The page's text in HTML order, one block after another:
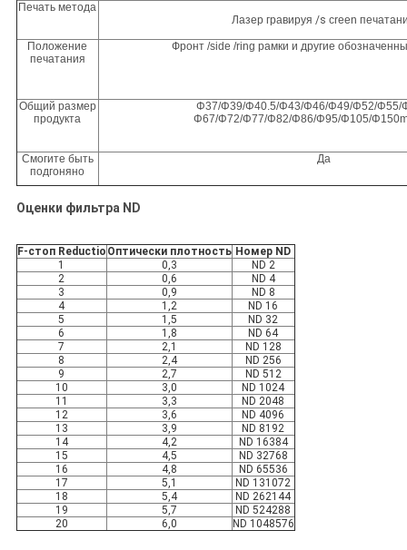
Печать метода
Лазер гравируя /screen
Положение
печатания
Фронт /side /ring рамки и другие
Общий размер
продукта
Φ37/Φ39/Φ40.5/Φ43/Φ46/Φ49/Φ52/Φ55/
Φ67/Φ72/Φ77/Φ82/Φ86/Φ95/Φ105/
Смогите быть
подгоняно
Да
Оценки фильтра ND
F-стоп Reductio Оптически плотность Номер ND
1
0,3
ND 2
2
0,6
ND 4
3
0,9
ND 8
4
1,2
ND 16
5
1,5
ND 32
6
1,8
ND 64
7
2,1
ND 128
8
2,4
ND 256
9
2,7
ND 512
10
3,0
ND 1024
11
3,3
ND 2048
12
3,6
ND 4096
13
3,9
ND 8192
14
4,2
ND 16384
15
4,5
ND 32768
16
4,8
ND 65536
17
5,1
ND 131072
18
5,4
ND 262144
19
5,7
ND 524288
20
6,0 ND 1048576